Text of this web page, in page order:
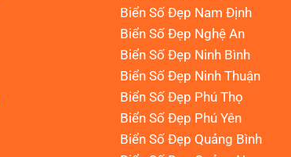
Biển Số Đẹp Nam Định
Biển Số Đẹp Nghệ An
Biển Số Đẹp Ninh Bình
Biển Số Đẹp Ninh Thuận
Biển Số Đẹp Phú Thọ
Biển Số Đẹp Phú Yên
Biển Số Đẹp Quảng Bình